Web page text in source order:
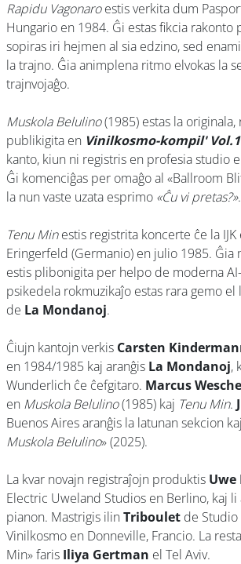
Rapidu Vagonaroestis verkita dum
Hungario en 1984. Ĝi estas fikcia rakonto
sopiras iri hejmen al sia edzino, sed
la trajno. Ĝia animplena ritmo elvokas la
trajnvojaĝo.
Muskola Belulino(1985) estas la originala,
publikigita en Vinilkosmo-kompil' Vol.1
kanto, kiun ni registris en profesia studio
Ĝi komenciĝas per omaĝo al «Ballroom
la nun vaste uzata esprimo «Ĉu vi pretas?».
Tenu Minestis registrita koncerte ĉe la IJK
Eringerfeld (Germanio) en julio 1985. Ĝia
estis plibonigita per helpo de moderna
psikedela rokmuzikaĵo estas rara gemo el
de La Mondanoj.
Ĉiujn kantojn verkis Carsten
en 1984/1985 kaj aranĝis La Mondanoj,
Wunderlich ĉe ĉefgitaro. Marcus Wesche
en Muskola Belulino(1985) kaj Tenu Min.
Buenos Aires aranĝis la latunan sekcion
Muskola Belulino» (2025).
La kvar novajn registraĵojn produktis Uwe
Electric Uweland Studios en Berlino, kaj li
pianon. Mastrigis ilinTriboulet de Studio
Vinilkosmo en Donneville, Francio. La
Min» faris Iliya Gertman el Tel Aviv.